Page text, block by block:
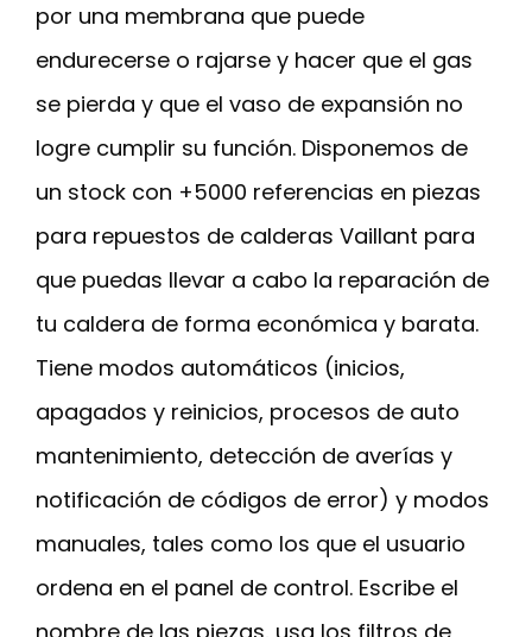
por una membrana que puede
endurecerse o rajarse y hacer que el gas
se pierda y que el vaso de expansión no
logre cumplir su función. Disponemos de
un stock con +5000 referencias en piezas
para repuestos de calderas Vaillant para
que puedas llevar a cabo la reparación de
tu caldera de forma económica y barata.
Tiene modos automáticos (inicios,
apagados y reinicios, procesos de auto
mantenimiento, detección de averías y
notificación de códigos de error) y modos
manuales, tales como los que el usuario
ordena en el panel de control. Escribe el